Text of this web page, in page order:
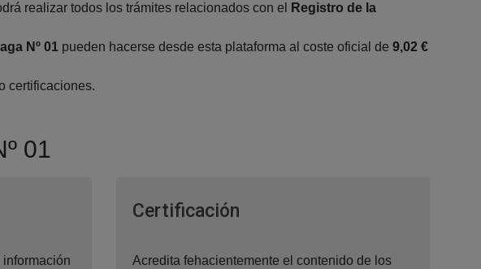
realizar todos los trámites relacionados con el
Registro de la
Nº 01 pueden hacerse desde esta plataforma al coste oficial de 9,02 €
certificaciones.
01
nueva
información
Certificación
Acredita fehacientemente el contenido de los